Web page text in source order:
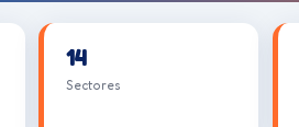
14
Sectores